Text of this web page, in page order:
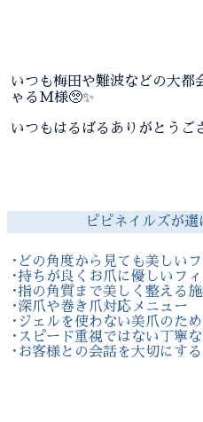
いつも梅田や難波などの大都
ゃるM様🥺✨
いつもはるばるありがとうご
ピピネイルズが
･どの角度から見ても美しい
･持ちが良くお爪に優しいフ
･指の角質まで美しく整える
･深爪や巻き爪対応メニュー
･ジェルを使わない美爪のた
･スピード重視ではない丁寧
･お客様との会話を大切にす